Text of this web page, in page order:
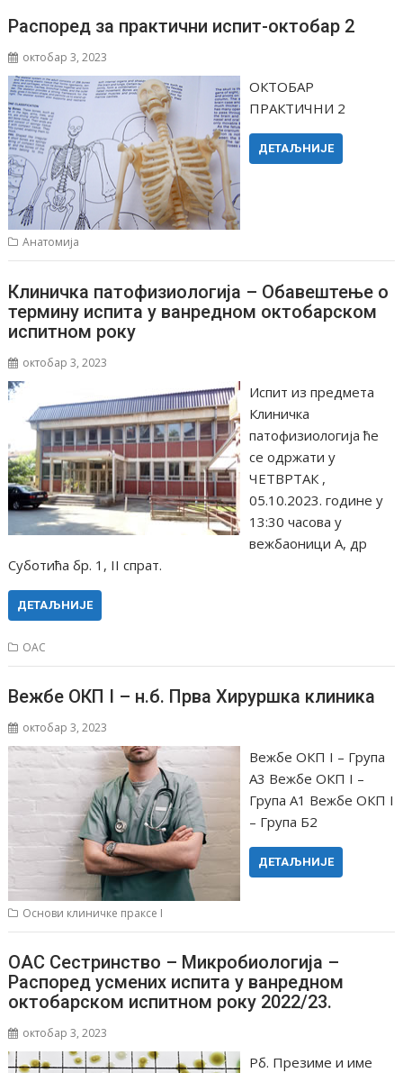
Распоред за практични испит-октобар 2
октобар 3, 2023
ОКТОБАР
ПРАКТИЧНИ 2
ДЕТАЉНИЈЕ
Анатомија
Клиничка патофизиологија – Обавештење о
термину испита у ванредном октобарском
испитном року
октобар 3, 2023
Испит из предмета
Клиничка
патофизиологија ће
се одржати у
ЧЕТВРТАК ,
05.10.2023. године у
13:30 часова у
вежбаоници А, др
Суботића бр. 1, II спрат.
ДЕТАЉНИЈЕ
ОАС
Вежбе ОКП I – н.б. Прва Хируршка клиника
октобар 3, 2023
Вежбе ОКП I – Група
А3 Вежбе ОКП I –
Група А1 Вежбе ОКП I
– Група Б2
ДЕТАЉНИЈЕ
Основи клиничке праксе I
ОАС Сестринство – Микробиологија –
Распоред усмених испита у ванредном
октобарском испитном року 2022/23.
октобар 3, 2023
Рб. Презиме и име